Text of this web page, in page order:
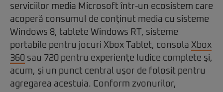
serviciilor media Microsoft într-un ecosistem care
acoperă consumul de conţinut media cu sisteme
Windows 8, tablete Windows RT, sisteme
portabile pentru jocuri Xbox Tablet, consola Xbox
360 sau 720 pentru experienţe ludice complete şi,
acum, şi un punct central uşor de folosit pentru
agregarea acestuia. Conform zvonurilor,